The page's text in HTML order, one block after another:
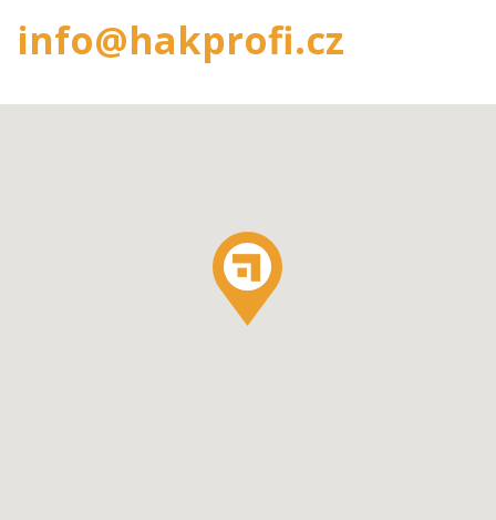
info@hakprofi.cz